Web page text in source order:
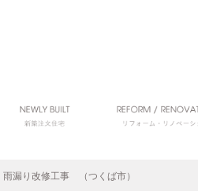
雨漏り改修工事 （つくば市）